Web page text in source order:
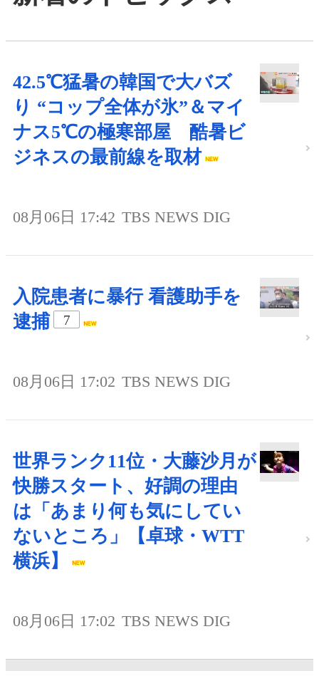
42.5℃猛暑の韓国で大バズ
り “コップ全体が氷”＆マイ
ナス5℃の極寒部屋 酷暑ビ
ジネスの最前線を取材
08月06日 17:42 TBS NEWS DIG
入院患者に暴行 看護助手を
逮捕
7
08月06日 17:02 TBS NEWS DIG
世界ランク11位・大藤沙月が
快勝スタート、好調の理由
は「あまり何も気にしてい
ないところ」【卓球・WTT
横浜】
08月06日 17:02 TBS NEWS DIG